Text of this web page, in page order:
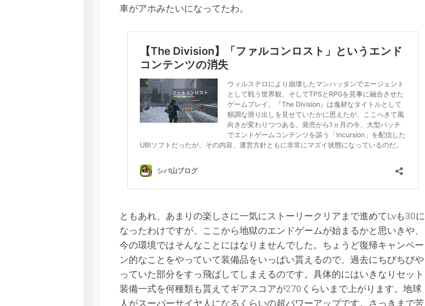
車がアホみたいになってたわ。
ともあれ、あまりの楽しさに一気にストーリークリアまで進めてLvも30に
なったわけですが、ここから地獄のエンドゲームが始まるかと思いきや、
今の環境ではそんなことにはなりませんでした。ちょうど復帰キャンペー
ン的なことをやっていて装備品をいっぱい貰えるので、過去にちびちびや
っていた部分をすっ飛ばしてしまえるのです。具体的にはいきなりセット
装備一式を何種類も貰えてギアスコアが270くらいまで上がります。地球
人がスーパーサイヤ人になるくらいの超パワーアップです。さっきまで苦